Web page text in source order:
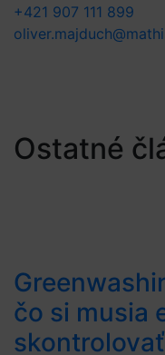
+421 907 111 899
Ostatné
čo si musia